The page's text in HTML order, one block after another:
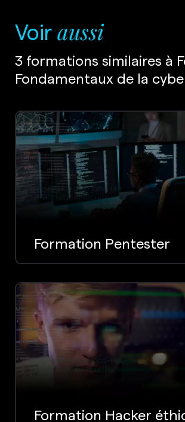
Voiraussi
3 formations similaires à
Fondamentaux de la
Formation Pentester
Formation Hacker